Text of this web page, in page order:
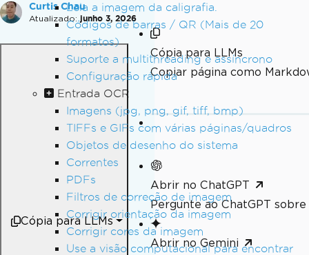
Leia a imagem da caligrafia.
Códigos de barras / QR (Mais de 20
formatos)
Suporte a multithreading e assíncrono
Configuração rápida
Entrada OCR
Imagens (jpg, png, gif, tiff, bmp)
TIFFs e GIFs com várias páginas/quadros
Objetos de desenho do sistema
Correntes
PDFs
Filtros de correção de imagem
Corrigir orientação da imagem
Corrigir cores da imagem
Use a visão computacional para encontrar
Curtis Chau
Atualizado: junho 3, 2026
Cópia para LLMs
Cópia para LLMs
Copiar página como
Abrir no ChatGPT
Pergunte ao ChatGPT sobre
Abrir no Gemini